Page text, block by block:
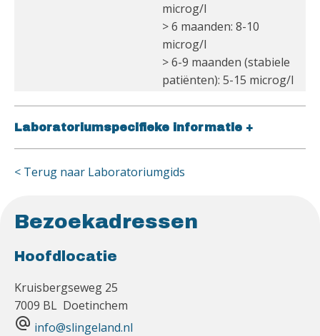
microg/l
> 6 maanden: 8-10
microg/l
> 6-9 maanden (stabiele
patiënten): 5-15 microg/l
Laboratoriumspecifieke informatie +
< Terug naar Laboratoriumgids
Bezoekadressen
Hoofdlocatie
Kruisbergseweg 25
7009 BL Doetinchem
alternate_email info@slingeland.nl